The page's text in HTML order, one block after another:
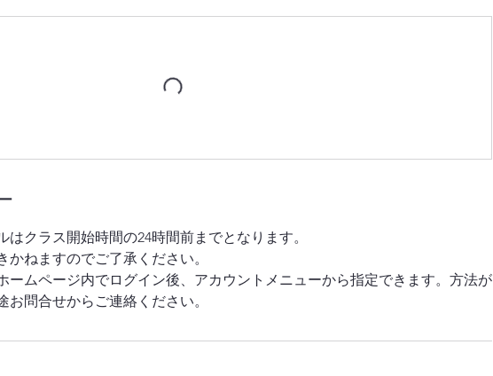
はクラス開始時間の24時間前までとなります。
かねますのでご了承ください。
ームページ内でログイン後、アカウントメニューから指定できます。方法が
お問合せからご連絡ください。